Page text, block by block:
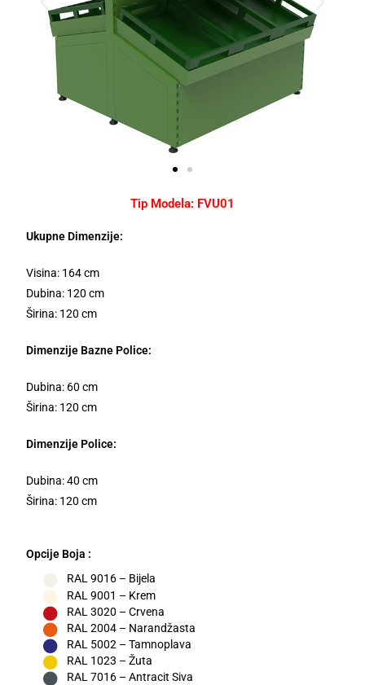
Tip Modela: FVU01
Ukupne Dimenzije:
Visina: 164 cm
Dubina: 120 cm
Širina: 120 cm
Dimenzije Bazne Police:
Dubina: 60 cm
Širina: 120 cm
Dimenzije Police:
Dubina: 40 cm
Širina: 120 cm
Opcije Boja :
RAL 9016 – Bijela
RAL 9001 – Krem
RAL 3020 – Crvena
RAL 2004 – Narandžasta
RAL 5002 – Tamnoplava
RAL 1023 – Žuta
RAL 7016 – Antracit Siva